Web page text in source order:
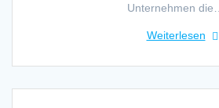
Unternehmen die…
Weiterlesen